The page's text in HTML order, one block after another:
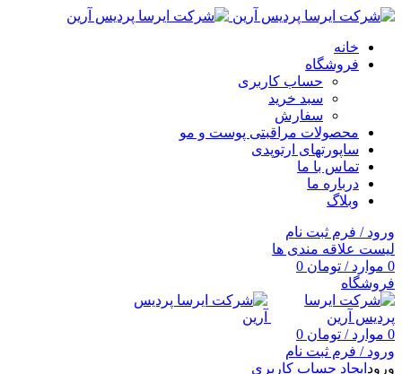
خانه
فروشگاه
حساب کاربری
سبد خرید
سفارش
محصولات مراقبتی پوست و مو
ساپورتهای ارتوپدی
تماس با ما
درباره ما
وبلاگ
ورود / فرم ثبت نام
لیست علاقه مندی ها
0 موارد / تومان
فروشگاه
0 موارد / تومان
ورود / فرم ثبت نام
ورود ایجاد حساب کاربری